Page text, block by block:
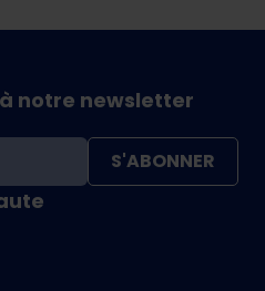
notre newsletter
S'ABONNER